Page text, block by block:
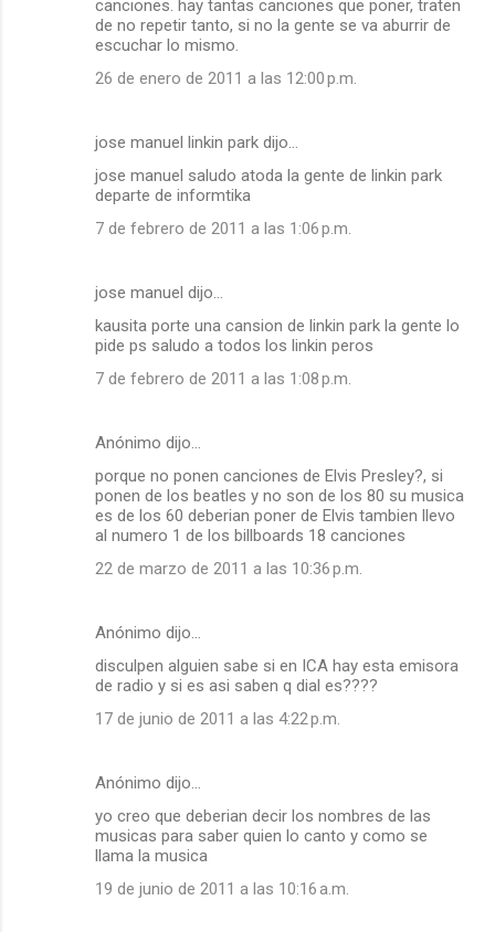
canciones. hay tantas canciones que poner, traten
de no repetir tanto, si no la gente se va aburrir de
escuchar lo mismo.
26 de enero de 2011 a las 12:00 p.m.
jose manuel linkin park dijo…
jose manuel saludo atoda la gente de linkin park
departe de informtika
7 de febrero de 2011 a las 1:06 p.m.
jose manuel dijo…
kausita porte una cansion de linkin park la gente lo
pide ps saludo a todos los linkin peros
7 de febrero de 2011 a las 1:08 p.m.
Anónimo dijo…
porque no ponen canciones de Elvis Presley?, si
ponen de los beatles y no son de los 80 su musica
es de los 60 deberian poner de Elvis tambien llevo
al numero 1 de los billboards 18 canciones
22 de marzo de 2011 a las 10:36 p.m.
Anónimo dijo…
disculpen alguien sabe si en ICA hay esta emisora
de radio y si es asi saben q dial es????
17 de junio de 2011 a las 4:22 p.m.
Anónimo dijo…
yo creo que deberian decir los nombres de las
musicas para saber quien lo canto y como se
llama la musica
19 de junio de 2011 a las 10:16 a.m.